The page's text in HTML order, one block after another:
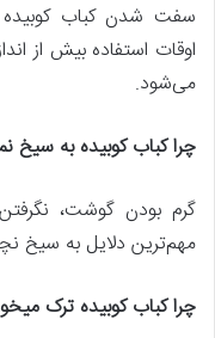
سفت شدن کباب کوبیده
اوقات استفاده بیش‌ از
می‌شود.
چرا کباب کوبیده به سیخ
گرم بودن گوشت، نگرفتن
مهم‌ترین دلایل به سیخ
چرا کباب کوبیده ترک